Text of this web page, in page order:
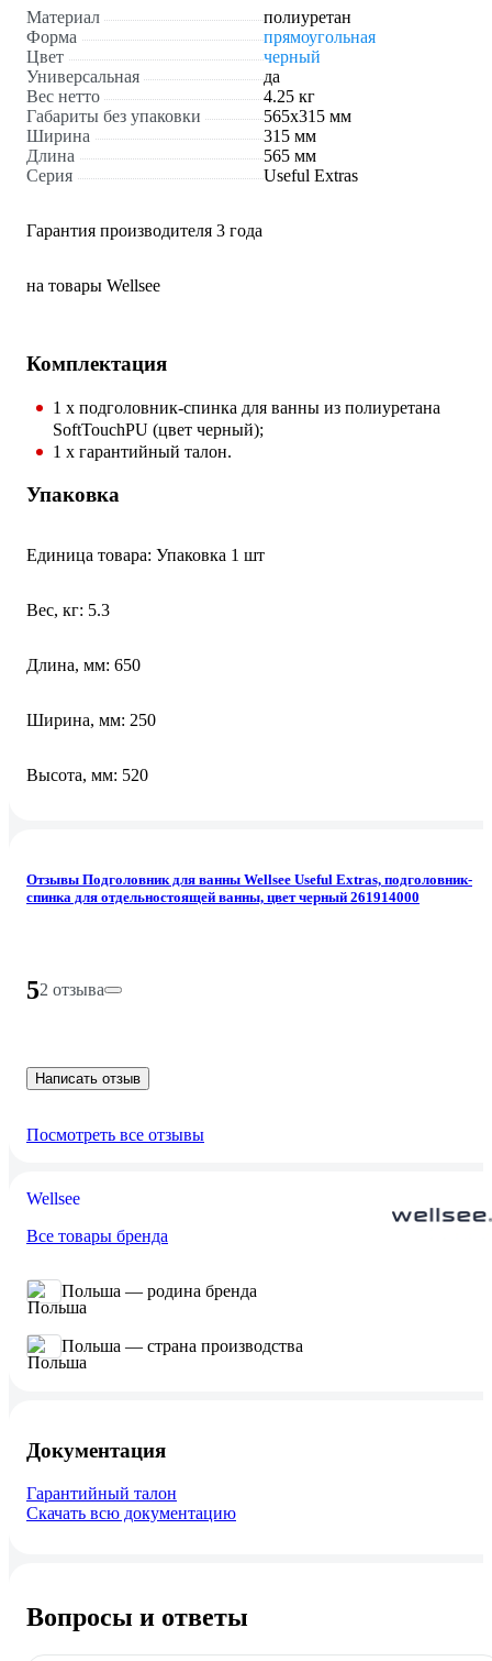
Материал
полиуретан
Форма
прямоугольная
Цвет
черный
Универсальная
да
Вес нетто
4.25 кг
Габариты без упаковки
565х315 мм
Ширина
315 мм
Длина
565 мм
Серия
Useful Extras
Гарантия производителя 3 года
на товары Wellsee
Комплектация
1 х подголовник-спинка для ванны из полиуретана
SoftTouchPU (цвет черный);
1 x гарантийный талон.
Упаковка
Единица товара: Упаковка 1 шт
Вес, кг: 5.3
Длина, мм: 650
Ширина, мм: 250
Высота, мм: 520
Отзывы Подголовник для ванны Wellsee Useful Extras, подголовник-
спинка для отдельностоящей ванны, цвет черный 261914000
52 отзыва
Написать отзыв
Посмотреть все отзывы
Wellsee
Все товары бренда
Польша — родина бренда
Польша — страна производства
Документация
Гарантийный талон
Скачать всю документацию
Вопросы и ответы